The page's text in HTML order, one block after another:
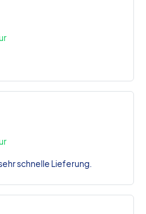
schnelle Lieferung.